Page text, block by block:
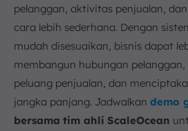
pelanggan, aktivitas penjualan,
cara lebih sederhana. Dengan
mudah disesuaikan, bisnis dapat
membangun hubungan
peluang penjualan, dan
jangka panjang. Jadwalkan demo
bersama tim ahli ScaleOcean